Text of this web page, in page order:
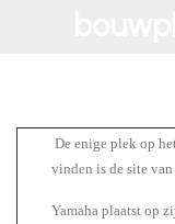
De enige plek op
vinden is de site
Yamaha plaatst op